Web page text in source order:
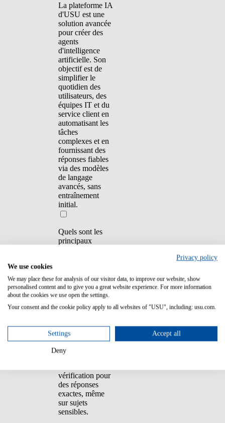
La plateforme IA
d'USU est une
solution avancée
pour créer des
agents
d'intelligence
artificielle. Son
objectif est de
simplifier le
quotidien des
utilisateurs, des
équipes IT et du
service client en
automatisant les
tâches
complexes et en
fournissant des
réponses fiables
via des modèles
de langage
avancés, sans
entraînement
initial.
Quels sont les
principaux
Les principaux
plateforme IA
d'USU sont :
1. Confiance :
vérification pour
des réponses
exactes, même
sur sujets
sensibles.
Privacy policy
We use cookies
We may place these for analysis of our visitor data, to improve our website, show
personalised content and to give you a great website experience. For more information
about the cookies we use open the settings.
Your consent and the cookie policy apply to all websites of "USU", including: usu.com.
Settings Accept all
Deny